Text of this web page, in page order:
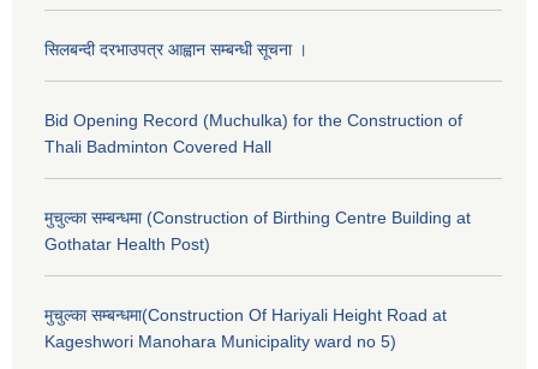
सिलबन्दी दरभाउपत्र आह्वान सम्बन्धी सूचना ।
Bid Opening Record (Muchulka) for the Construction of
Thali Badminton Covered Hall
मुचुल्का सम्बन्धमा (Construction of Birthing Centre Building at
Gothatar Health Post)
मुचुल्का सम्बन्धमा(Construction Of Hariyali Height Road at
Kageshwori Manohara Municipality ward no 5)